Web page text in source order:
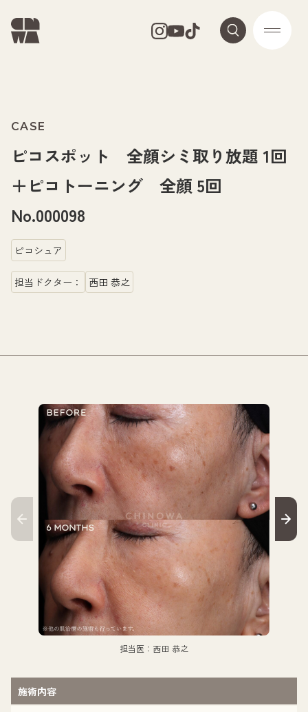
CASE
ピコスポット 全顔シミ取り放題 1回
＋ピコトーニング 全顔 5回
No.000098
ピコシュア
担当ドクター： 西田 恭之
担当医：西田 恭之
施術内容